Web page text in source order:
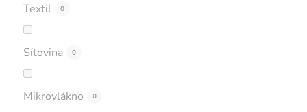
Textil 0
Síťovina 0
Mikrovlákno 0